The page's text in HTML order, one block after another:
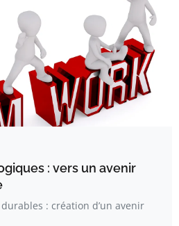
: vers un avenir
durables : création d’un avenir